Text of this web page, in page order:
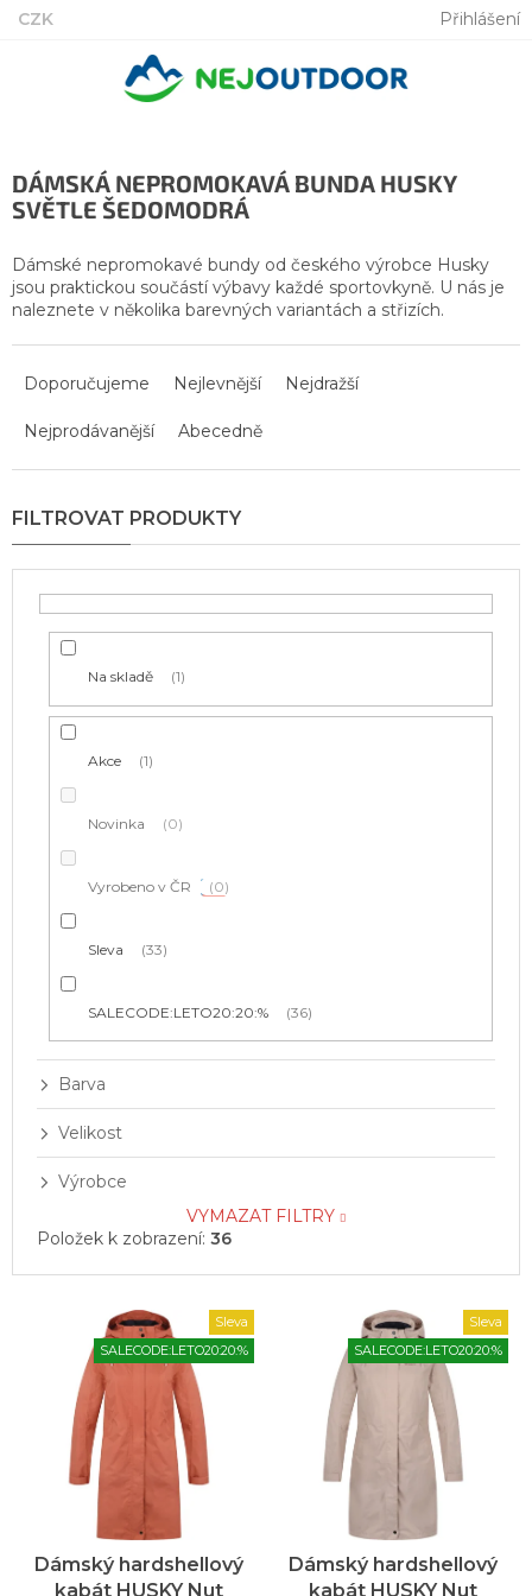
Přejít
CZK Přihlášení
DÁMSKÁ NEPROMOKAVÁ BUNDA HUSKY
SVĚTLE ŠEDOMODRÁ
Dámské nepromokavé bundy od českého výrobce Husky
jsou praktickou součástí výbavy každé sportovkyně. U nás je
naleznete v několika barevných variantách a střizích.
n
p
r
o
Doporučujeme Nejlevnější Nejdražší
Nejprodávanější Abecedně
Na skladě 1
Akce 1
Novinka 0
Vyrobeno v ČR 0
Sleva 33
SALECODE:LETO20:20:% 36
Barva
Velikost
Výrobce
VYMAZAT FILTRY
Položek k zobrazení: 36
Sleva
SALECODE:LETO20:20:%
Dámský hardshellový
kabát HUSKY Nut
Sleva
SALECODE:LETO20:20:%
Dámský hardshellový
kabát HUSKY Nut